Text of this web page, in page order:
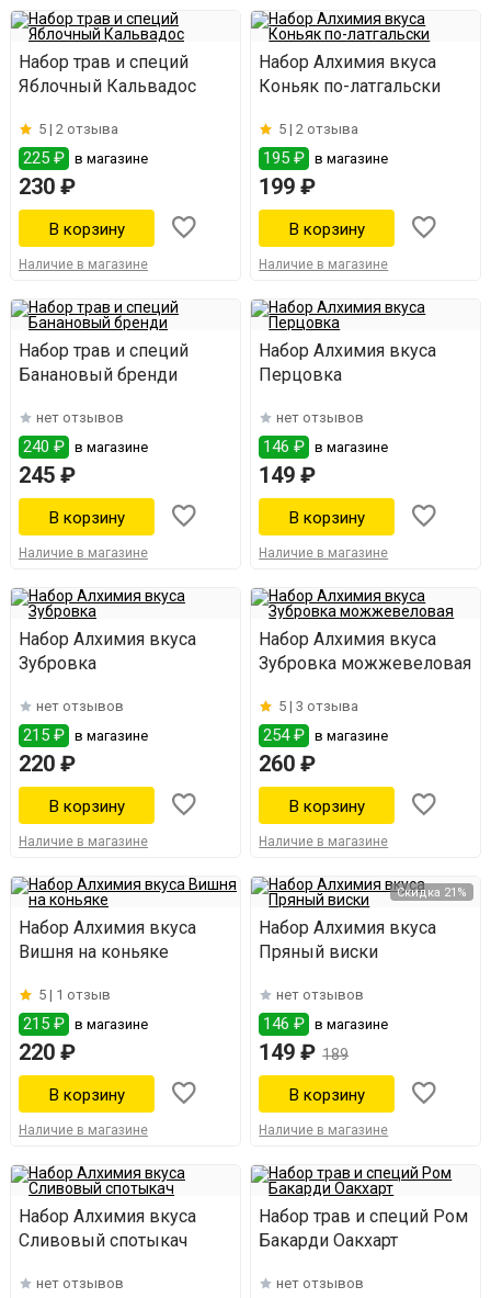
Набор трав и специй
Яблочный Кальвадос
5 | 2 отзыва
225 ₽ в магазине
230 ₽
Наличие в магазине
Набор Алхимия вкуса
Коньяк по-латгальски
5 |2 отзыва
195 ₽ в магазине
199 ₽
Наличие в магазине
Набор трав и специй
Банановый бренди
нет отзывов
240 ₽ в магазине
245 ₽
Наличие в магазине
Набор Алхимия вкуса
Перцовка
нет отзывов
146 ₽ в магазине
149 ₽
Наличие в магазине
Набор Алхимия вкуса
Зубровка
нет отзывов
215 ₽ в магазине
220 ₽
Наличие в магазине
Набор Алхимия вкуса
Зубровка можжевеловая
5 |3 отзыва
254 ₽ в магазине
260 ₽
Наличие в магазине
Набор Алхимия вкуса
Вишня на коньяке
5 | 1 отзыв
215 ₽ в магазине
220 ₽
Наличие в магазине
Скидка 21%
Набор Алхимия вкуса
Пряный виски
нет отзывов
146 ₽ в магазине
149 ₽ 189
Наличие в магазине
Набор Алхимия вкуса
Сливовый спотыкач
нет отзывов
Набор трав и специй Ром
Бакарди Оакхарт
нет отзывов